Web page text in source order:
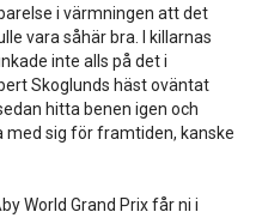
i värmningen att det
vara såhär bra. I killarnas
inte alls på det i
Skoglunds häst oväntat
hitta benen igen och
med sig för framtiden, kanske
World Grand Prix får ni i